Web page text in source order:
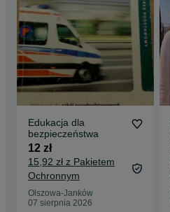
Edukacja dla
bezpieczeństwa
12 zł
15,92 zł z Pakietem
Ochronnym
Olszowa-Janków
07 sierpnia 2026